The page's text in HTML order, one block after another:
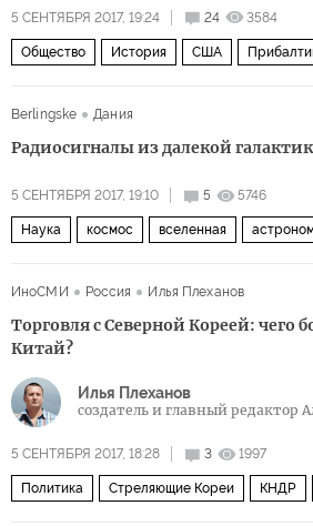
5 СЕНТЯБРЯ 2017, 19:24 24 3584
Общество История США
Berlingske
Дания
Радиосигналы из далекой
5 СЕНТЯБРЯ 2017, 19:10 5 5746
Наука космос вселенная
ИноСМИ
Россия Илья Плеханов
Торговля с Северной Кореей: чего
Китай?
Илья Плеханов
создатель и глав­ный ре­дак­тор
5 СЕНТЯБРЯ 2017, 18:28 3 1997
Политика Стреляющие Кореи КНДР